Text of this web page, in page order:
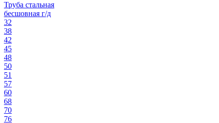
Труба стальная
бесшовная г/д
32
38
42
45
48
50
51
57
60
68
70
76